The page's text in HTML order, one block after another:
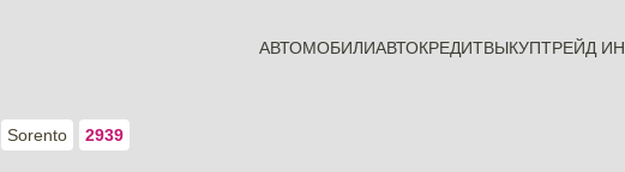
АВТОМОБИЛИАВТОКРЕДИТВЫКУПТРЕЙД ИН
Sorento 2939